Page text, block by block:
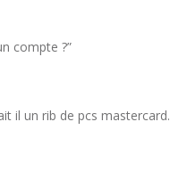
compte ?”
il un rib de pcs mastercard.